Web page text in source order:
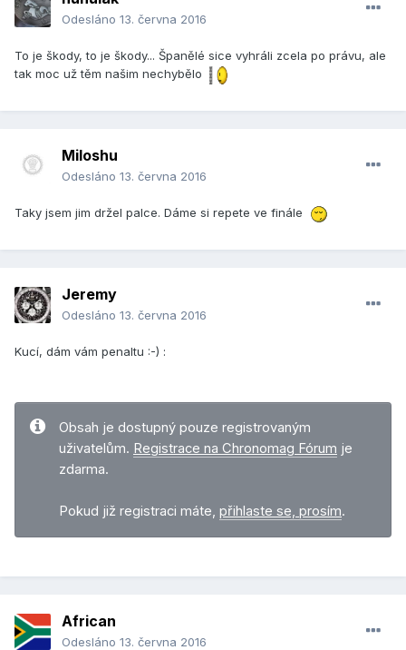
Odesláno 13. června 2016
To je škody, to je škody... Španělé sice vyhráli zcela po právu, ale
tak moc už těm našim nechybělo
Miloshu
Odesláno 13. června 2016
Taky jsem jim držel palce. Dáme si repete ve finále
Jeremy
Odesláno 13. června 2016
Kucí, dám vám penaltu :-) :
Obsah je dostupný pouze registrovaným
uživatelům. Registrace na Chronomag Fórum je
zdarma.
Pokud již registraci máte, přihlaste se, prosím.
African
Odesláno 13. června 2016